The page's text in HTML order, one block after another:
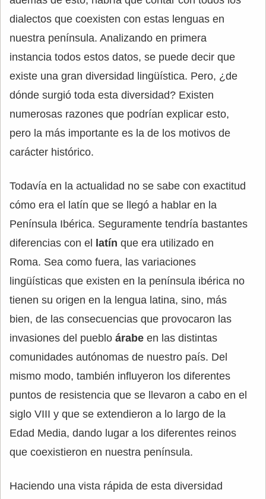
dialectos que coexisten con estas lenguas en
nuestra península. Analizando en primera
instancia todos estos datos, se puede decir que
existe una gran diversidad lingüística. Pero, ¿de
dónde surgió toda esta diversidad? Existen
numerosas razones que podrían explicar esto,
pero la más importante es la de los motivos de
carácter histórico.
Todavía en la actualidad no se sabe con exactitud
cómo era el latín que se llegó a hablar en la
Península Ibérica. Seguramente tendría bastantes
diferencias con el latín que era utilizado en
Roma. Sea como fuera, las variaciones
lingüísticas que existen en la península ibérica no
tienen su origen en la lengua latina, sino, más
bien, de las consecuencias que provocaron las
invasiones del pueblo árabe en las distintas
comunidades autónomas de nuestro país. Del
mismo modo, también influyeron los diferentes
puntos de resistencia que se llevaron a cabo en el
siglo VIII y que se extendieron a lo largo de la
Edad Media, dando lugar a los diferentes reinos
que coexistieron en nuestra península.
Haciendo una vista rápida de esta diversidad